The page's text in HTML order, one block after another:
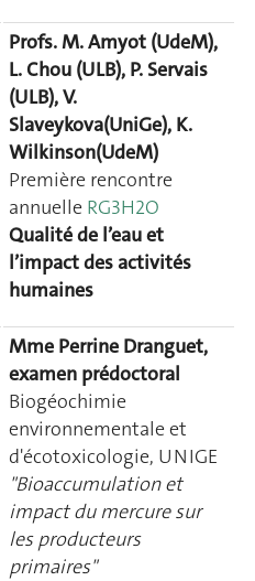
Profs. M. Amyot (UdeM),
L. Chou (ULB), P. Servais
(ULB), V.
Slaveykova(UniGe), K.
Wilkinson(UdeM)
Première rencontre
annuelle RG3H2O
Qualité de l’eau et
l’impact des activités
humaines
Mme Perrine Dranguet,
examen prédoctoral
Biogéochimie
environnementale et
d'écotoxicologie, UNIGE
"Bioaccumulation et
impact du mercure sur
les producteurs
primaires"